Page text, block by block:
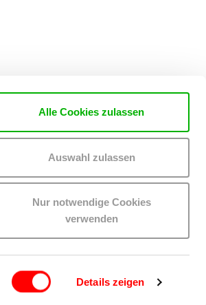
Details zeigen
Alle Cookies zulassen
Auswahl zulassen
Nur notwendige Cookies
verwenden